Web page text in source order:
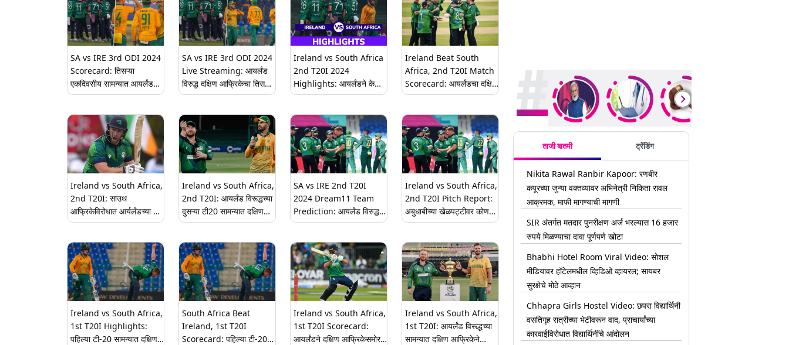
SA vs IRE 3rd ODI 2024
Scorecard: तिसऱ्या
एकदिवसीय सामन्यात आयर्लंडने
दक्षिण आफ्रिकेला दिले 285
झंझावाती खेळी, पाहा पहिल्या
डावाचे स्कोअरकार्ड
SA vs IRE 3rd ODI 2024
Live Streaming: आयर्लंड
विरुद्ध दक्षिण आफ्रिकेचा तिसरा
एकदिवसीय सामना कधी, कुठे
घ्या
Ireland vs South Africa
2nd T20I 2024
Highlights: आयर्लंडने केला
मोठा गेम, टी-20 क्रिकेटच्या
आफ्रिकेला लोळवलं; येथे पाहा
सामन्याचे हायलाइट्स
Ireland Beat South
Africa, 2nd T20I Match
Scorecard: आयर्लंडचा दक्षिण
आफ्रिकेवर ऐतिहासिक विजय;
पहा सामन्याचे स्कोअरकार्ड
Ireland vs South Africa,
2nd T20I: साउथ
आफ्रिकेविरोधात आर्यर्लंडच्या रॉस
अडायरचे झंझावाती शतक
Ireland vs South Africa,
2nd T20I: आयर्लंड विरूद्धच्या
दुसऱ्या टी20 सामन्यात दक्षिण
आफ्रिकेने नाणेफेक जिंकून
SA vs IRE 2nd T20I
2024 Dream11 Team
Prediction: आयर्लंड विरुद्ध
दक्षिण आफ्रिका 2रा टी 20
कसे निवडायचे जाणून घ्या
Ireland vs South Africa,
2nd T20I Pitch Report:
अबुधाबीच्या खेळपट्टीवर कोण
जिंकणार फलंदाज की गोलंदाज?
रिपोर्ट
Ireland vs South Africa,
1st T20I Highlights:
पहिल्या टी-20 सामन्यात दक्षिण
South Africa Beat
Ireland, 1st T20I
Scorecard: पहिल्या टी-20
Ireland vs South Africa,
1st T20I Scorecard:
आयर्लंडने दक्षिण आफ्रिकेसमोर
Ireland vs South Africa,
1st T20I: आयर्लंड विरूद्धच्या
सामन्यात दक्षिण आफ्रिकेने
ताजी बातमी ट्रेंडिंग
Nikita Rawal Ranbir Kapoor: रणबीर
कपूरच्या जुन्या वक्तव्यावर अभिनेत्री निकिता रावल
आक्रमक, माफी मागण्याची मागणी
SIR अंतर्गत मतदार पुनरीक्षण अर्ज भरल्यास 16 हजार
रुपये मिळण्याचा दावा पूर्णपणे खोटा
Bhabhi Hotel Room Viral Video: सोशल
मीडियावर हॉटेलमधील व्हिडिओ व्हायरल; सायबर
सुरक्षेचे मोठे आव्हान
Chhapra Girls Hostel Video: छपरा विद्यार्थिनी
वसतिगृह रात्रीच्या भेटीवरून वाद, प्राचार्यांच्या
कारवाईविरोधात विद्यार्थिनींचे आंदोलन